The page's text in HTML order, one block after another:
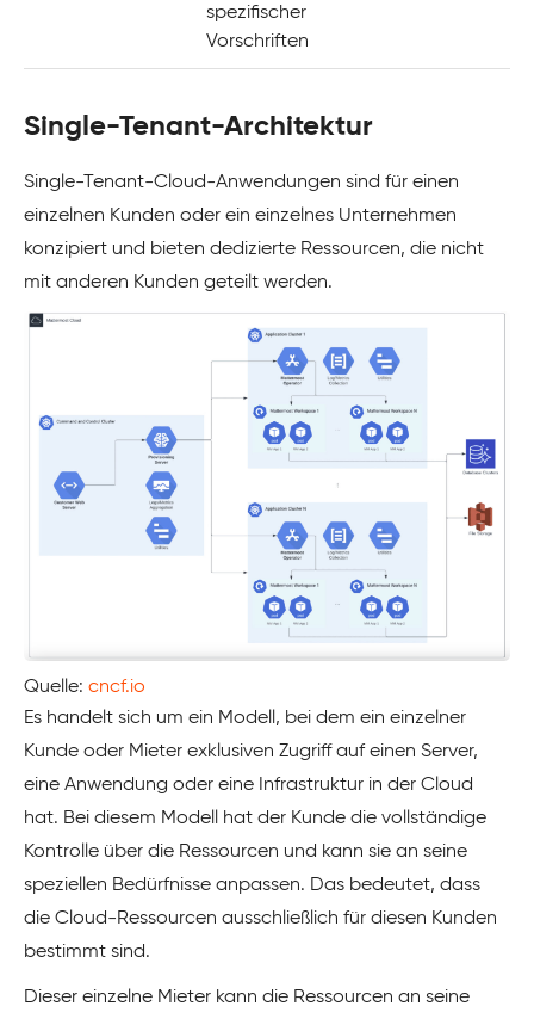
spezifischer
Vorschriften
Single-Tenant-Architektur
Single-Tenant-Cloud-Anwendungen sind für einen
einzelnen Kunden oder ein einzelnes Unternehmen
konzipiert und bieten dedizierte Ressourcen, die nicht
mit anderen Kunden geteilt werden.
Quelle: cncf.io
Es handelt sich um ein Modell, bei dem ein einzelner
Kunde oder Mieter exklusiven Zugriff auf einen Server,
eine Anwendung oder eine Infrastruktur in der Cloud
hat. Bei diesem Modell hat der Kunde die vollständige
Kontrolle über die Ressourcen und kann sie an seine
speziellen Bedürfnisse anpassen. Das bedeutet, dass
die Cloud-Ressourcen ausschließlich für diesen Kunden
bestimmt sind.
Dieser einzelne Mieter kann die Ressourcen an seine